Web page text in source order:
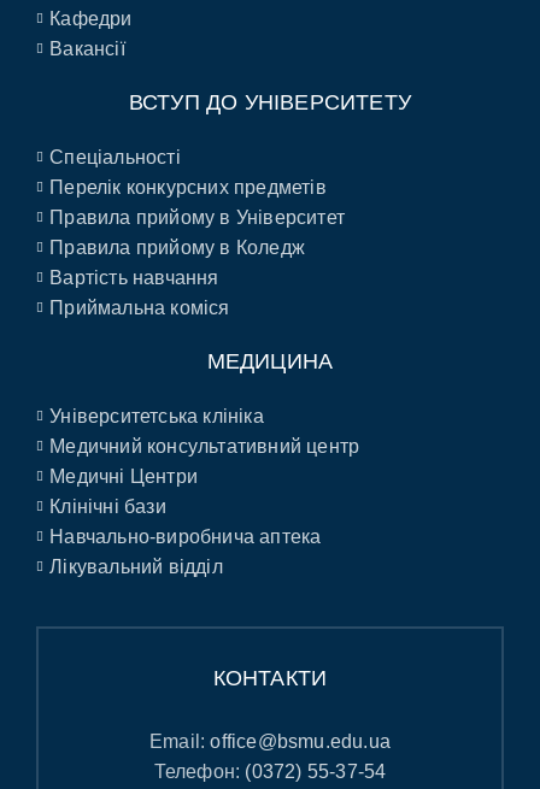
Кафедри
Вакансії
ВСТУП ДО УНІВЕРСИТЕТУ
Спеціальності
Перелік конкурсних предметів
Правила прийому в Університет
Правила прийому в Коледж
Вартість навчання
Приймальна коміся
МЕДИЦИНА
Університетська клініка
Медичний консультативний центр
Медичні Центри
Клінічні бази
Навчально-виробнича аптека
Лікувальний відділ
КОНТАКТИ
Email:office@bsmu.edu.ua
Телефон: (0372) 55-37-54